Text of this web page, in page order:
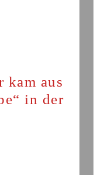
kam aus
in der